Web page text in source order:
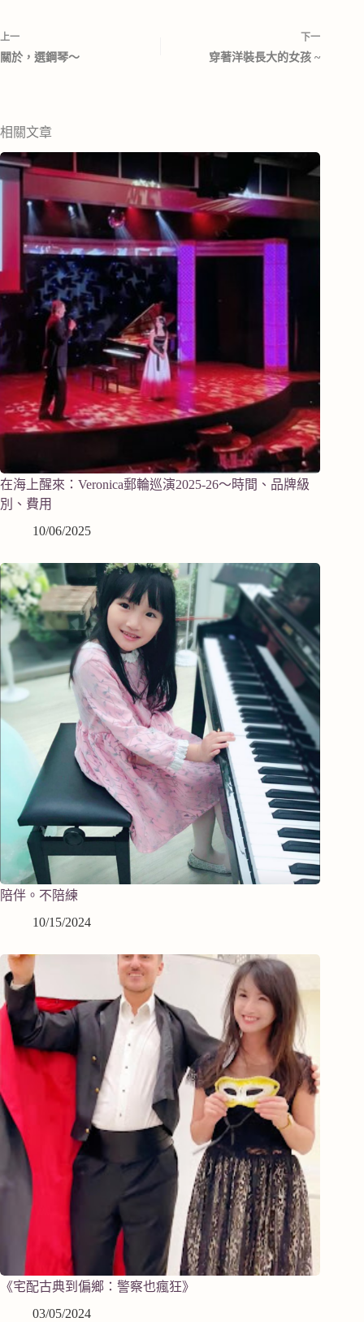
上一
關於，選鋼琴～
下一
穿著洋裝長大的女孩 ~
相關文章
在海上醒來：Veronica郵輪巡演2025-26～時間、品牌級
別、費用
10/06/2025
陪伴。不陪練
10/15/2024
《宅配古典到偏鄉：警察也瘋狂》
03/05/2024